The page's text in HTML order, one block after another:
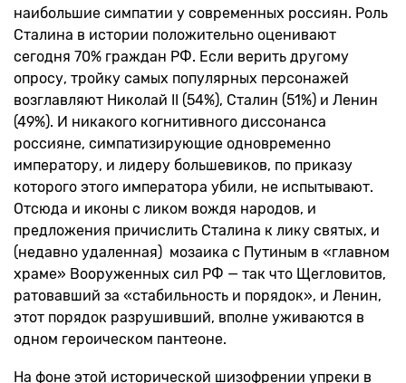
наибольшие симпатии у современных россиян. Роль
Сталина в истории положительно оценивают
сегодня 70% граждан РФ. Если верить другому
опросу, тройку самых популярных персонажей
возглавляют Николай II (54%), Сталин (51%) и Ленин
(49%). И никакого когнитивного диссонанса
россияне, симпатизирующие одновременно
императору, и лидеру большевиков, по приказу
которого этого императора убили, не испытывают.
Отсюда и иконы с ликом вождя народов, и
предложения причислить Сталина к лику святых, и
(недавно удаленная) мозаика с Путиным в «главном
храме» Вооруженных сил РФ — так что Щегловитов,
ратовавший за «стабильность и порядок», и Ленин,
этот порядок разрушивший, вполне уживаются в
одном героическом пантеоне.
На фоне этой исторической шизофрении упреки в